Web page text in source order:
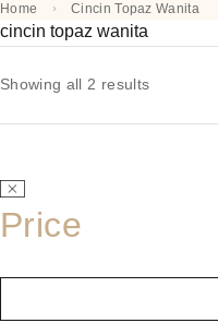
Home Cincin Topaz Wanita
cincin topaz wanita
Showing all 2 results
Price